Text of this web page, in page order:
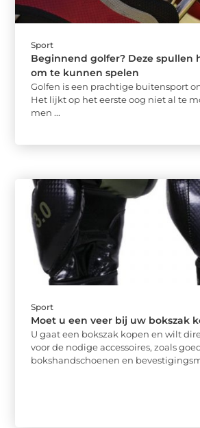
Sport
Beginnend golfer? Deze spullen
om te kunnen spelen
Golfen is een prachtige buitensport
Het lijkt op het eerste oog niet al te
men ...
Sport
Moet u een veer bij uw bokszak
U gaat een bokszak kopen en wilt
voor de nodige accessoires, zoals
bokshandschoenen en